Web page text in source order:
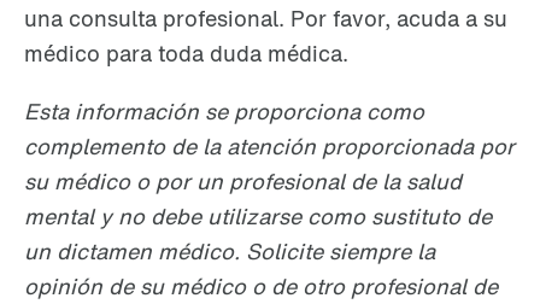
una consulta profesional. Por favor, acuda a su
médico para toda duda médica.
Esta información se proporciona como
complemento de la atención proporcionada por
su médico o por un profesional de la salud
mental y no debe utilizarse como sustituto de
un dictamen médico. Solicite siempre la
opinión de su médico o de otro profesional de